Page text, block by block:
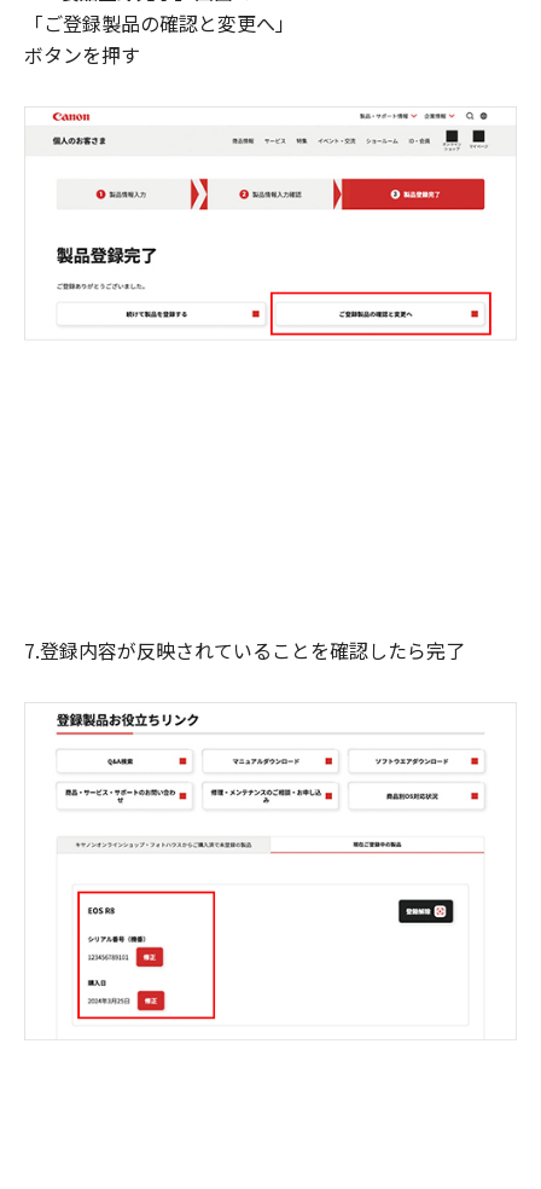
「ご登録製品の確認と変更へ」
ボタンを押す
7.登録内容が反映されていることを確認したら完了